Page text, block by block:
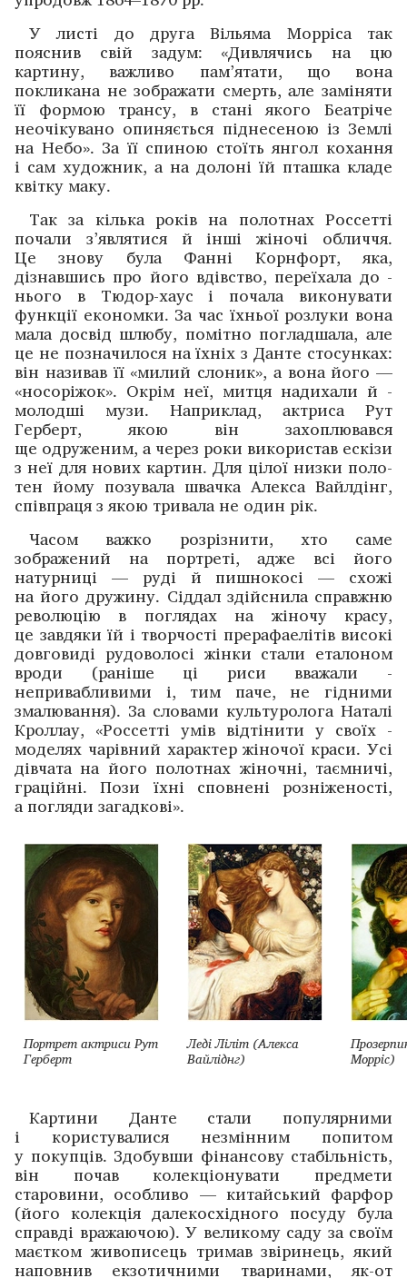
У листі до друга Вільяма Морріса так
пояснив свій задум: «Дивлячись на цю
картину, важливо пам’ятати, що вона
покликана не зображати смерть, але заміняти
її формою трансу, в стані якого Беатріче
неочікувано опиняється піднесеною із Землі
на Небо». За її спиною стоїть янгол кохання
і сам художник, а на долоні їй пташка кладе
квітку маку.
Так за кілька років на полотнах Россетті
почали з’являтися й інші жіночі обличчя.
Це знову була Фанні Корн­форт, яка,
дізнавшись про його вдівство, переїхала до ­
нього в Тюдор-хаус і почала виконувати
функції економки. За час їхньої розлуки вона
мала досвід ­шлюбу, помітно погладшала, але
це не позначилося на їхніх з ­Данте стосунках:
він називав її «милий слоник», а вона його —
«носоріжок». Окрім неї, митця надихали й ­
молодші музи. Наприклад, актриса Рут
Герберт, якою він захоп­лювався
ще одруженим, а через роки використав ескізи
з неї для нових картин. Для цілої низки поло­
тен йому ­позувала швачка Алекса Вайлдінг,
співпраця з якою тривала не один рік.
Часом важко розрізнити, хто саме
зображений на порт­реті, адже всі його
натурниці — руді й пишнокосі —­ ­схожі
на його дружину. Сіддал здійснила справжню
революцію в поглядах на жіночу красу,
це завдяки їй і творчості прерафаелітів високі
довговиді рудоволосі жінки стали еталоном
вроди (раніше ці риси вважали ­
непривабливими і, тим паче, не гідними
змалювання). За словами культуро­лога Наталі
Кроллау, «Россетті умів відтінити у своїх ­
моделях чарівний характер жіночої краси. Усі
дівчата на його полотнах жіночні, таємничі,
граційні. Пози їхні сповнені розніженості,
а погляди загадкові».
Портрет актриси Рут
Герберт
Леді Ліліт (Алекса
Вайліднг) Морріс)
Картини Данте стали популярними
і користувалися незмінним попитом
у покупців. Здобувши фінансову ­стабільність,
він почав колекціонувати предмети
старовини, особливо — китайський фарфор
(його колекція далекосхідного посуду була
справді вражаючою). У великому саду за своїм
маєтком живописець тримав звіринець, який
наповнив екзотичними тваринами, як-от